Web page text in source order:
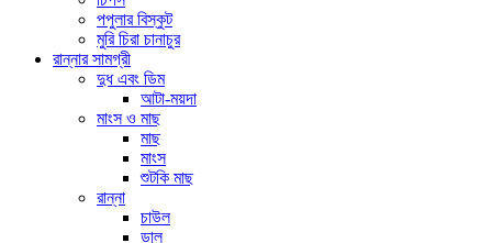
পপুলার বিস্কুট
মুরি চিরা চানাচুর
রান্নার সামগ্রী
দুধ এবং ডিম
আটা-ময়দা
মাংস ও মাছ
মাছ
মাংস
শুটকি মাছ
রান্না
চাউল
ডাল